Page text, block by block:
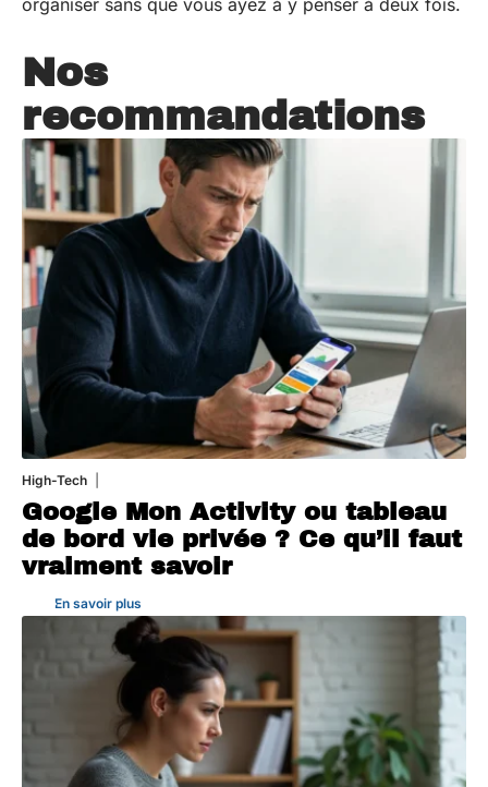
organiser sans que vous ayez à y penser à deux fois.
Nos
recommandations
High-Tech
Google Mon Activity ou tableau
de bord vie privée ? Ce qu’il faut
vraiment savoir
En savoir plus